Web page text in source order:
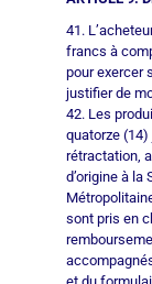
41.
francs à
pour exercer
justifier de
42. Les
quatorze
rétractation,
d’origine à
sont pris en